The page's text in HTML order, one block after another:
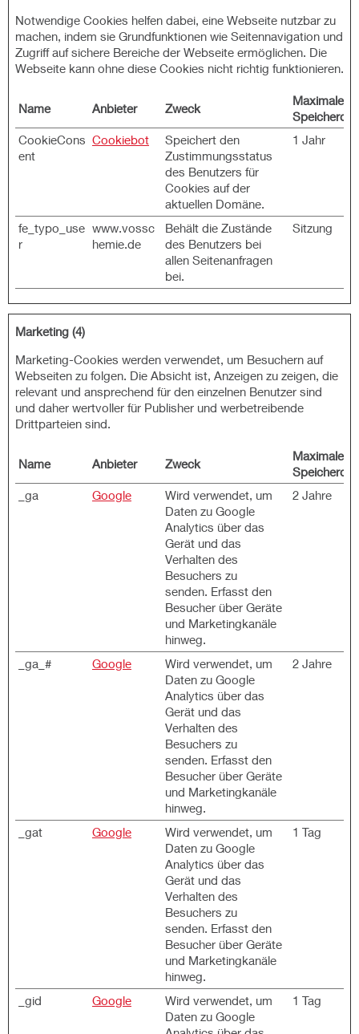
Notwendige Cookies helfen dabei, eine Webseite nutzbar zu
machen, indem sie Grundfunktionen wie Seitennavigation und
Zugriff auf sichere Bereiche der Webseite ermöglichen. Die
Webseite kann ohne diese Cookies nicht richtig funktionieren.
Name Anbieter Zweck
Maximale
CookieCons
ent
Cookiebot
Speichert den
Zustimmungsstatus
des Benutzers für
Cookies auf der
aktuellen Domäne.
1 Jahr
fe_typo_use
r
www.vossc
hemie.de
Behält die Zustände
des Benutzers bei
allen Seitenanfragen
bei.
Sitzung
Marketing (4)
Marketing-Cookies werden verwendet, um Besuchern auf
Webseiten zu folgen. Die Absicht ist, Anzeigen zu zeigen, die
relevant und ansprechend für den einzelnen Benutzer sind
und daher wertvoller für Publisher und werbetreibende
Drittparteien sind.
Name Anbieter Zweck
Maximale
_ga
Google
Wird verwendet, um
Daten zu Google
Analytics über das
Gerät und das
Verhalten des
Besuchers zu
senden. Erfasst den
Besucher über Geräte
und Marketingkanäle
hinweg.
2 Jahre
_ga_# Google
Wird verwendet, um
Daten zu Google
Analytics über das
Gerät und das
Verhalten des
Besuchers zu
senden. Erfasst den
Besucher über Geräte
und Marketingkanäle
hinweg.
2 Jahre
_gat Google
Wird verwendet, um
Daten zu Google
Analytics über das
Gerät und das
Verhalten des
Besuchers zu
senden. Erfasst den
Besucher über Geräte
und Marketingkanäle
hinweg.
1 Tag
_gid Google
Wird verwendet, um
Daten zu Google
1 Tag